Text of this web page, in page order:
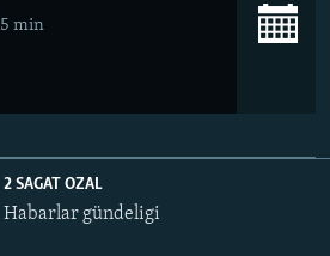
5 min
2 SAGAT OZAL
Habarlar gündeligi